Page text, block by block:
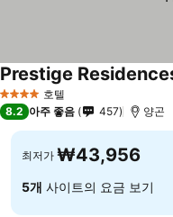
4 성급 호텔
8.2 아주 좋음 457 양곤
최저가 ₩43,956
5개 사이트의 요금 보기